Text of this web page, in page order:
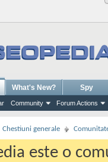
Community Forum Actions
What's New? Spy
Chestiuni generale
este o